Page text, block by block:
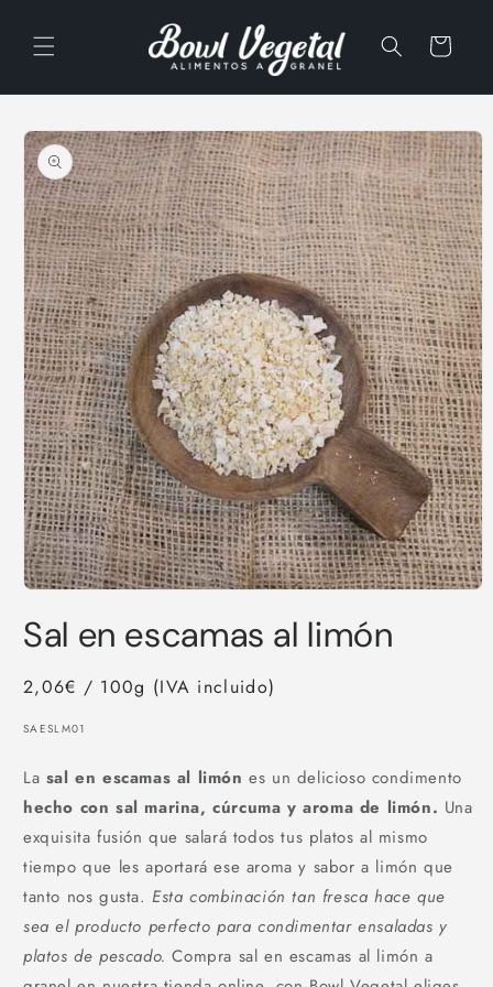
al contenido
Carrito
directamente
a la
información
del producto
multimedia
1
una
ventana
Sal en escamas al limón
2,06€ / 100g (IVA incluido)
SKU:
SAESLM01
La sal en escamas al limón es un delicioso condimento
hecho con sal marina, cúrcuma y aroma de limón. Una
exquisita fusión que salará todos tus platos al mismo
tiempo que les aportará ese aroma y sabor a limón que
tanto nos gusta.Esta combinación tan fresca hace que
sea el producto perfecto para condimentar ensaladas y
platos de pescado. Compra sal en escamas al limón a